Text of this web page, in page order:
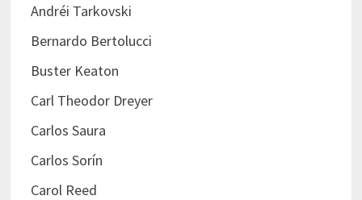
Andréi Tarkovski
Bernardo Bertolucci
Buster Keaton
Carl Theodor Dreyer
Carlos Saura
Carlos Sorín
Carol Reed